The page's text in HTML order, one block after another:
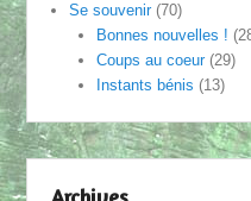
Se souvenir(70)
Bonnes nouvelles !
Coups au coeur(29)
Instants bénis (13)